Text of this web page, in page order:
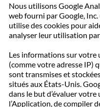
Nous utilisons Google
web fourni par Google,
utilise des cookies pour
analyser leur utilisation
Les informations sur
(comme votre adresse IP)
sont transmises et
situés aux États-Unis.
dans le but d’évaluer
l’Application, de compiler